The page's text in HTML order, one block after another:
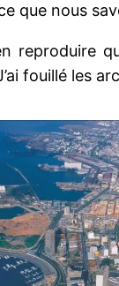
que nous
reproduire
fouillé les